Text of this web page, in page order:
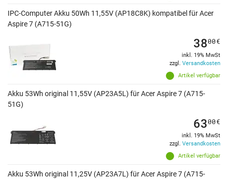
IPC-Computer Akku 50Wh 11,55V (AP18C8K) kompatibel für Acer
Aspire 7 (A715-51G)
Artikel verfügbar
3800€
inkl. 19% MwSt
zzgl. Versandkosten
Akku 53Wh original 11,55V (AP23A5L) für Acer Aspire 7 (A715-
51G)
Artikel verfügbar
6300€
inkl. 19% MwSt
zzgl. Versandkosten
Akku 53Wh original 11,25V (AP23A7L) für Acer Aspire 7 (A715-